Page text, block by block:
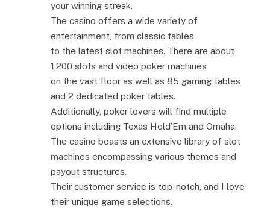
your winning streak.
The casino offers a wide variety of
entertainment, from classic tables
to the latest slot machines. There are about
1,200 slots and video poker machines
on the vast floor as well as 85 gaming tables
and 2 dedicated poker tables.
Additionally, poker lovers will find multiple
options including Texas Hold’Em and Omaha.
The casino boasts an extensive library of slot
machines encompassing various themes and
payout structures.
Their customer service is top-notch, and I love
their unique game selections.